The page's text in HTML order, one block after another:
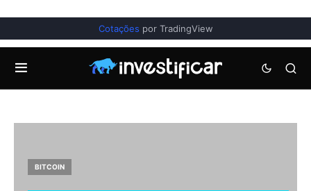
Cotações por TradingView
BITCOIN